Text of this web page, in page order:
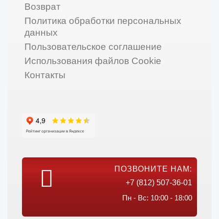
Возврат
Политика обработки персональных
данных
Пользовательское соглашение
Использования файлов Cookie
Контакты
ПОЗВОНИТЕ НАМ:
+7 (812) 507-36-01
Пн - Вс: 10:00 - 18:00